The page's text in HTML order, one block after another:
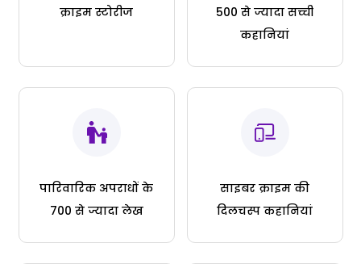
क्राइम स्टोरीज
500 से ज्यादा सच्ची
कहानियां
पारिवारिक अपराधों के
700 से ज्यादा लेख
साइबर क्राइम की
दिलचस्प कहानियां